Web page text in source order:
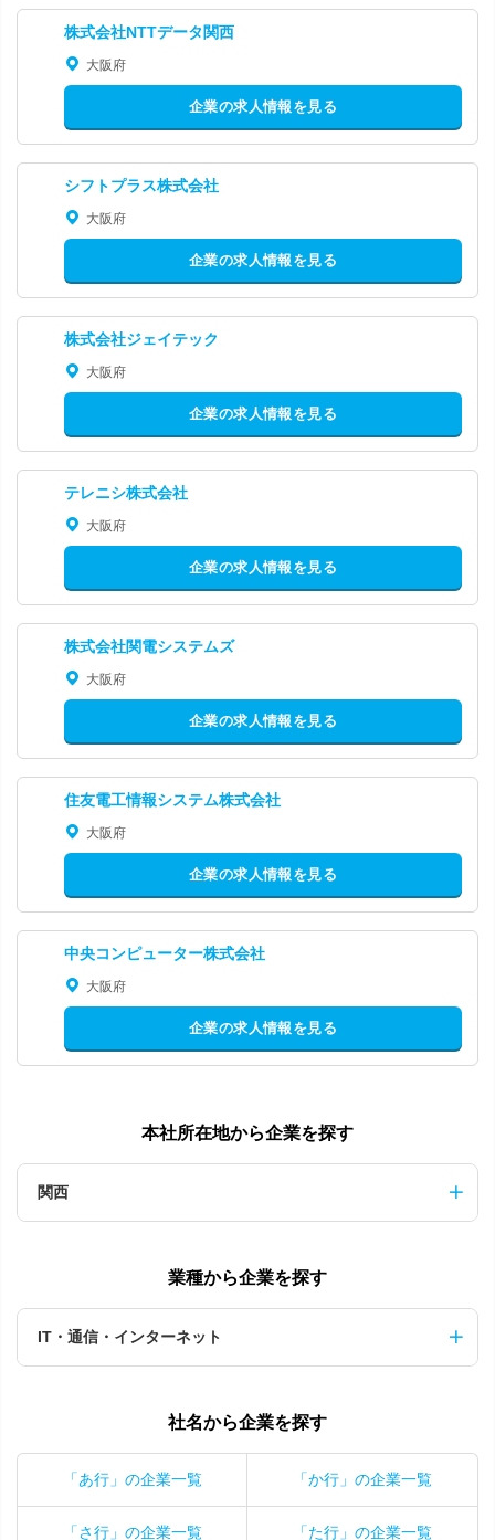
株式会社NTTデータ関西
大阪府
企業の求人情報を見る
シフトプラス株式会社
大阪府
企業の求人情報を見る
株式会社ジェイテック
大阪府
企業の求人情報を見る
テレニシ株式会社
大阪府
企業の求人情報を見る
株式会社関電システムズ
大阪府
企業の求人情報を見る
住友電工情報システム株式会社
大阪府
企業の求人情報を見る
中央コンピューター株式会社
大阪府
企業の求人情報を見る
本社所在地から企業を探す
関西
業種から企業を探す
IT・通信・インターネット
社名から企業を探す
「あ行」の企業一覧 「か行」の企業一覧
「さ行」の企業一覧 「た行」の企業一覧